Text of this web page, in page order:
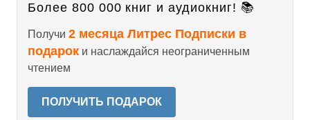
Более 800 000 книг и аудиокниг! 📚
Получи 2 месяца Литрес Подписки в
подарок и наслаждайся неограниченным
чтением
ПОЛУЧИТЬ ПОДАРОК